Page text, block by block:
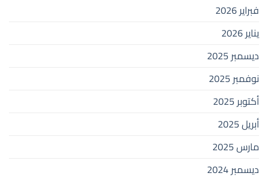
فبراير 2026
يناير 2026
ديسمبر 2025
نوفمبر 2025
أكتوبر 2025
أبريل 2025
مارس 2025
ديسمبر 2024